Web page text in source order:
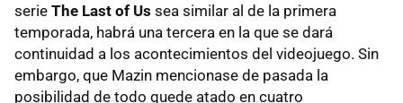
serie The Last of Us sea similar al de la primera
temporada, habrá una tercera en la que se dará
continuidad a los acontecimientos del videojuego. Sin
embargo, que Mazin mencionase de pasada la
posibilidad de todo quede atado en cuatro